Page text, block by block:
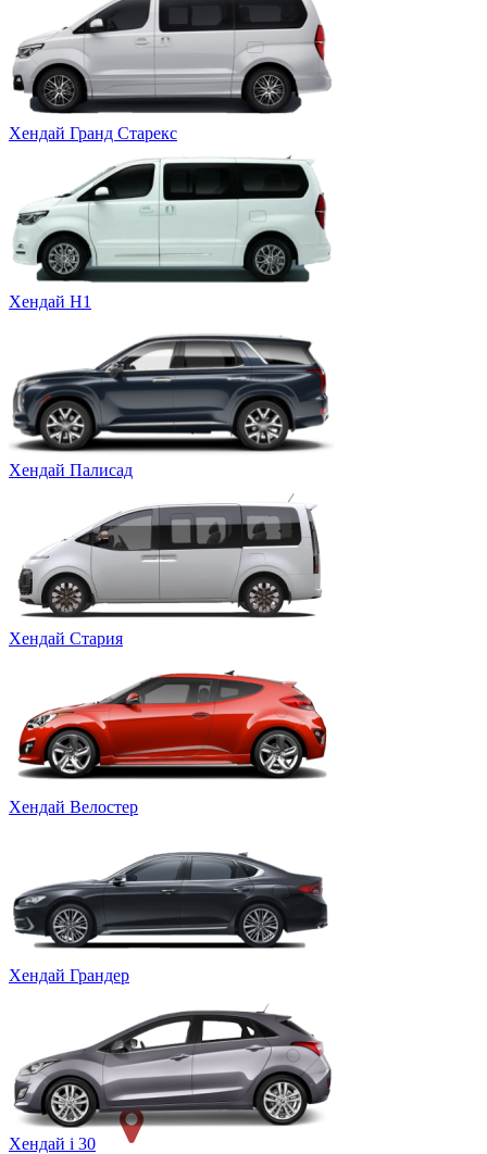
Хендай Гранд Старекс
Хендай Н1
Хендай Палисад
Хендай Стария
Хендай Велостер
Хендай Грандер
Хендай i 30